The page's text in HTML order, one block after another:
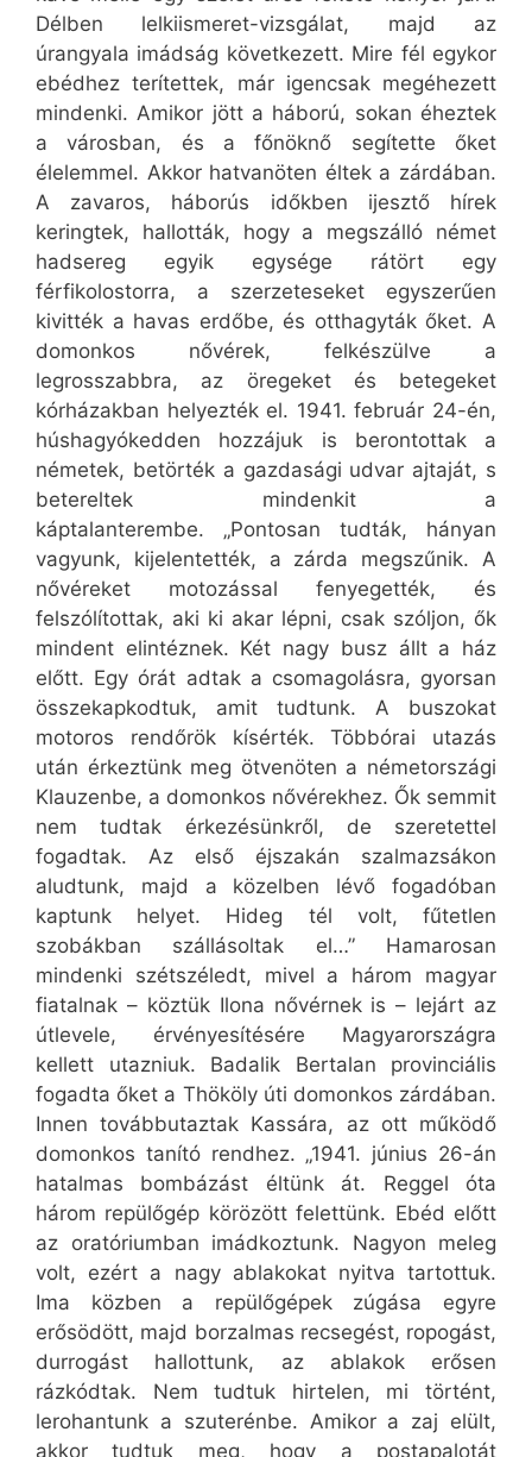
Délben lelkiismeret-vizsgálat, majd az
úrangyala imádság következett. Mire fél egykor
ebédhez terítettek, már igencsak megéhezett
mindenki. Amikor jött a háború, sokan éheztek
a városban, és a főnöknő segítette őket
élelemmel. Akkor hatvanöten éltek a zárdában.
A zavaros, háborús időkben ijesztő hírek
keringtek, hallották, hogy a megszálló német
hadsereg egyik egysége rátört egy
férfikolostorra, a szerzeteseket egyszerűen
kivitték a havas erdőbe, és otthagyták őket. A
domonkos nővérek, felkészülve a
legrosszabbra, az öregeket és betegeket
kórházakban helyezték el. 1941. február 24-én,
húshagyókedden hozzájuk is berontottak a
németek, betörték a gazdasági udvar ajtaját, s
betereltek mindenkit a
káptalanterembe. „Pontosan tudták, hányan
vagyunk, kijelentették, a zárda megszűnik. A
nővéreket motozással fenyegették, és
felszólítottak, aki ki akar lépni, csak szóljon, ők
mindent elintéznek. Két nagy busz állt a ház
előtt. Egy órát adtak a csomagolásra, gyorsan
összekapkodtuk, amit tudtunk. A buszokat
motoros rendőrök kísérték. Többórai utazás
után érkeztünk meg ötvenöten a németországi
Klauzenbe, a domonkos nővérekhez. Ők semmit
nem tudtak érkezésünkről, de szeretettel
fogadtak. Az első éjszakán szalmazsákon
aludtunk, majd a közelben lévő fogadóban
kaptunk helyet. Hideg tél volt, fűtetlen
szobákban szállásoltak el…” Hamarosan
mindenki szétszéledt, mivel a három magyar
fiatalnak – köztük Ilona nővérnek is – lejárt az
útlevele, érvényesítésére Magyarországra
kellett utazniuk. Badalik Bertalan provinciális
fogadta őket a Thököly úti domonkos zárdában.
Innen továbbutaztak Kassára, az ott működő
domonkos tanító rendhez. „1941. június 26-án
hatalmas bombázást éltünk át. Reggel óta
három repülőgép körözött felettünk. Ebéd előtt
az oratóriumban imádkoztunk. Nagyon meleg
volt, ezért a nagy ablakokat nyitva tartottuk.
Ima közben a repülőgépek zúgása egyre
erősödött, majd borzalmas recsegést, ropogást,
durrogást hallottunk, az ablakok erősen
rázkódtak. Nem tudtuk hirtelen, mi történt,
lerohantunk a szuterénbe. Amikor a zaj elült,
akkor tudtuk meg, hogy a postapalotát